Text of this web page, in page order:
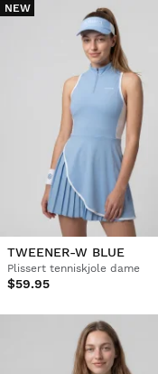
NEW
TWEENER-W BLUE
Plissert tenniskjole dame
$59.95